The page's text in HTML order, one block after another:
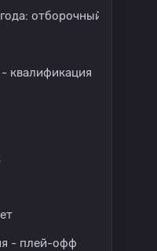
отборочный этап
квалификация
- плей-офф